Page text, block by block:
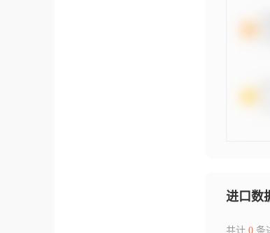
进口数
共计 0条